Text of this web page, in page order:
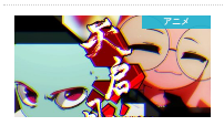
アニメ